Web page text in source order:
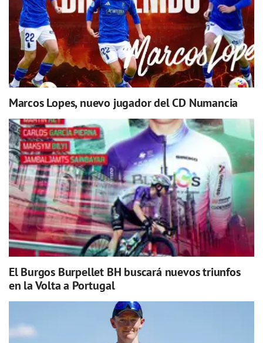
Marcos Lopes, nuevo jugador del CD Numancia
El Burgos Burpellet BH buscará nuevos triunfos
en la Volta a Portugal